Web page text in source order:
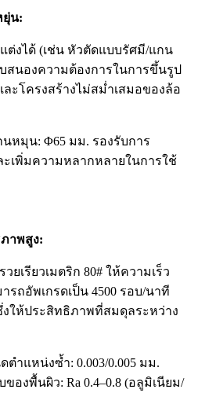
ยุ่น:
ต่งได้ (เช่น หัวตัดแบบรัศมี/แกน
สนองความต้องการในการขึ้นรูป
ะโครงสร้างไม่สม่ำเสมอของล้อ
หมุน: Φ65 มม. รองรับการ
เพิ่มความหลากหลายในการใช้
าพสูง:
เรียวเมตริก 80# ให้ความเร็ว
รถอัพเกรดเป็น 4500 รอบ/นาที
ให้ประสิทธิภาพที่สมดุลระหว่าง
ำแหน่งซ้ำ: 0.003/0.005 มม.
องพื้นผิว: Ra 0.4–0.8 (อลูมิเนียม/